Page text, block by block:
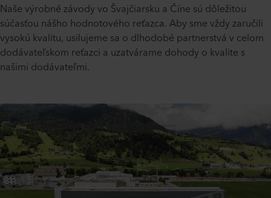
Naše výrobné závody vo Švajčiarsku a Číne sú dôležitou
súčasťou nášho hodnotového reťazca. Aby sme vždy zaručili
vysokú kvalitu, usilujeme sa o dlhodobé partnerstvá v celom
dodávateľskom reťazci a uzatvárame dohody o kvalite s
našimi dodávateľmi.